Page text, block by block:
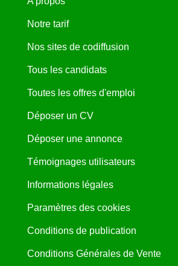
Notre tarif
Nos sites de codiffusion
Tous les candidats
Toutes les offres d'emploi
Déposer un CV
Déposer une annonce
Témoignages utilisateurs
Informations légales
Paramètres des cookies
Conditions de publication
Conditions Générales de Vente